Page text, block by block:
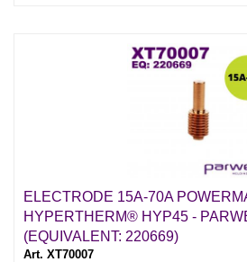
ELECTRODE 15A-70A
HYPERTHERM® HYP45 -
(EQUIVALENT: 220669)
Art. XT70007